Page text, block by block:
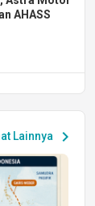
AHASS
Lainnya chevron_right